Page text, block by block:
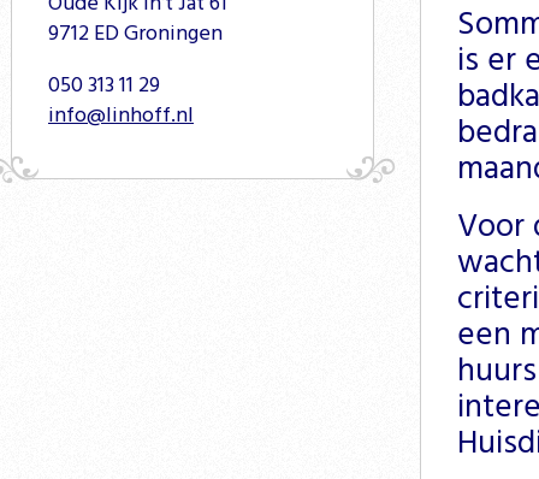
9712 ED Groningen
050 313 11 29
info@linhoff.nl
is er
een